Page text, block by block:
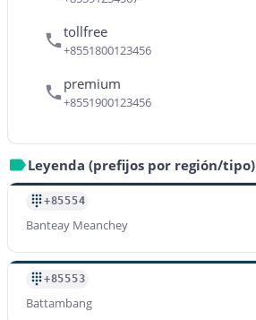
tollfree
+8551800123456
premium
+8551900123456
Leyenda (prefijos por región/tipo)
+85554
Banteay Meanchey
+85553
Battambang